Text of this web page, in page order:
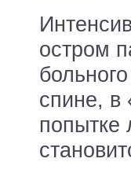
остром
спине, в
попытке